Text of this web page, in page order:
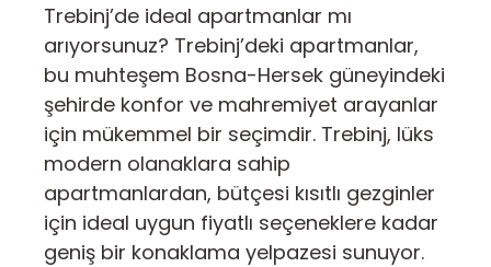
Trebinj’de ideal apartmanlar mı
arıyorsunuz? Trebinj’deki apartmanlar,
bu muhteşem Bosna-Hersek güneyindeki
şehirde konfor ve mahremiyet arayanlar
için mükemmel bir seçimdir. Trebinj, lüks
modern olanaklara sahip
apartmanlardan, bütçesi kısıtlı gezginler
için ideal uygun fiyatlı seçeneklere kadar
geniş bir konaklama yelpazesi sunuyor.